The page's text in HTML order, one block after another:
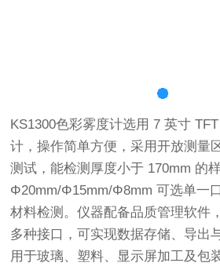
KS1300色彩雾度计选用 7 英寸
计，操作简单方便，采用开放测量
测试，能检测厚度小于 170mm 的
Φ20mm/Φ15mm/Φ8mm 可选单一
材料检测。仪器配备品质管理软件
多种接口，可实现数据存储、导出
用于玻璃、塑料、显示屏加工及包